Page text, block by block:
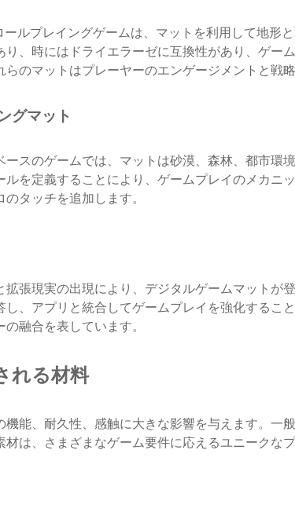
ルプレイングゲームは、マットを利用して地形
、時にはドライエラーゼに互換性があり、ゲ
のマットはプレーヤーのエンゲージメントと戦略
グマット
スのゲームでは、マットは砂漠、森林、都市
を定義することにより、ゲームプレイのメカ
タッチを追加します。
張現実の出現により、デジタルゲームマットが
、アプリと統合してゲームプレイを強化するこ
融合を表しています。
れる材料
能、耐久性、感触に大きな影響を与えます。
は、さまざまなゲーム要件に応えるユニークな